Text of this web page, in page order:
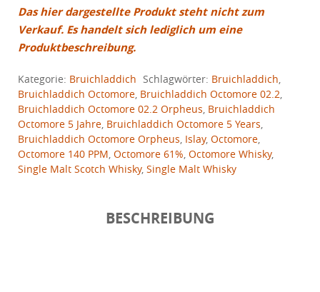
Das hier dargestellte Produkt steht nicht zum
Verkauf. Es handelt sich lediglich um eine
Produktbeschreibung.
Kategorie: Bruichladdich Schlagwörter: Bruichladdich,
Bruichladdich Octomore, Bruichladdich Octomore 02.2,
Bruichladdich Octomore 02.2 Orpheus, Bruichladdich
Octomore 5 Jahre, Bruichladdich Octomore 5 Years,
Bruichladdich Octomore Orpheus, Islay, Octomore,
Octomore 140 PPM, Octomore 61%, Octomore Whisky,
Single Malt Scotch Whisky, Single Malt Whisky
BESCHREIBUNG